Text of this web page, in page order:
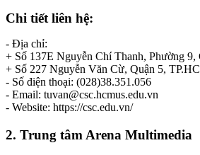
Chi tiết liên hệ:
- Địa chỉ:
+ Số 137E Nguyễn Chí Thanh, Phường
+ Số 227 Nguyễn Văn Cừ, Quận 5,
- Số điện thoại: (028)38.351.056
- Email: tuvan@csc.hcmus.edu.vn
- Website: https://csc.edu.vn/
2. Trung tâm Arena Multimedia